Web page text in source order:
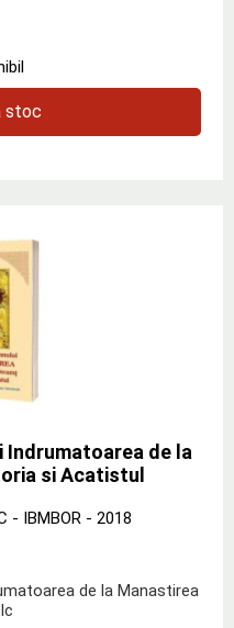
stoc
Indrumatoarea de la
si Acatistul
- IBMBOR - 2018
de la Manastirea